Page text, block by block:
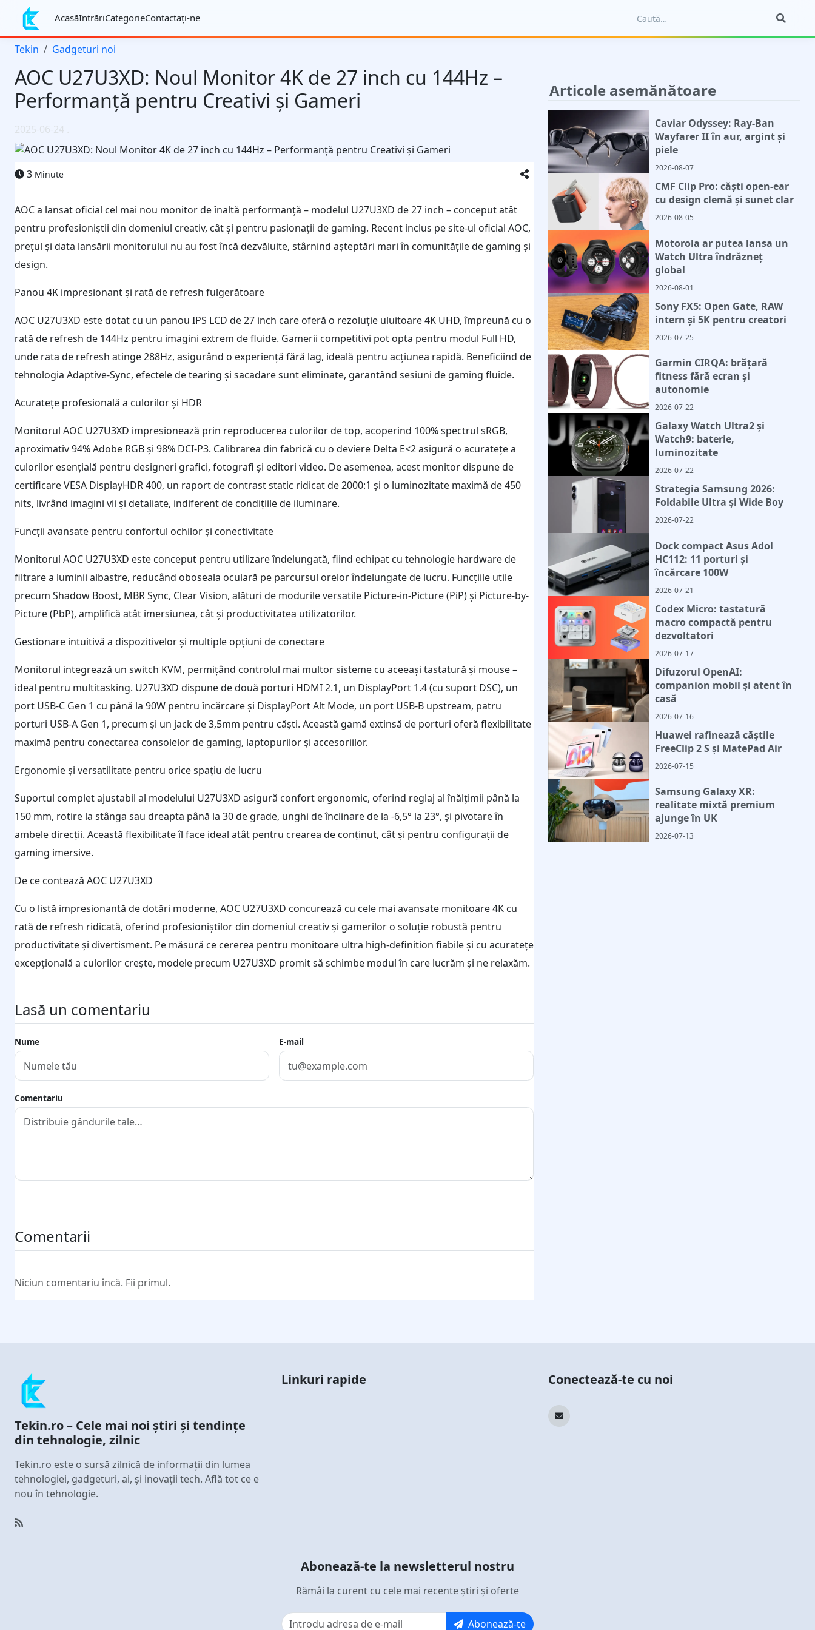
AcasăIntrăriCategorieContactaţi-ne
Tekin Gadgeturi noi
AOC U27U3XD: Noul Monitor 4K de 27 inch cu 144Hz –
Performanță pentru Creativi și Gameri
2025-06-24 .
3 Minute
AOC a lansat oficial cel mai nou monitor de înaltă performanță – modelul U27U3XD de 27 inch – conceput atât
pentru profesioniștii din domeniul creativ, cât și pentru pasionații de gaming. Recent inclus pe site-ul oficial AOC,
prețul și data lansării monitorului nu au fost încă dezvăluite, stârnind așteptări mari în comunitățile de gaming și
design.
Panou 4K impresionant și rată de refresh fulgerătoare
AOC U27U3XD este dotat cu un panou IPS LCD de 27 inch care oferă o rezoluție uluitoare 4K UHD, împreună cu o
rată de refresh de 144Hz pentru imagini extrem de fluide. Gamerii competitivi pot opta pentru modul Full HD,
unde rata de refresh atinge 288Hz, asigurând o experiență fără lag, ideală pentru acțiunea rapidă. Beneficiind de
tehnologia Adaptive-Sync, efectele de tearing și sacadare sunt eliminate, garantând sesiuni de gaming fluide.
Acuratețe profesională a culorilor și HDR
Monitorul AOC U27U3XD impresionează prin reproducerea culorilor de top, acoperind 100% spectrul sRGB,
aproximativ 94% Adobe RGB și 98% DCI-P3. Calibrarea din fabrică cu o deviere Delta E<2 asigură o acuratețe a
culorilor esențială pentru designeri grafici, fotografi și editori video. De asemenea, acest monitor dispune de
certificare VESA DisplayHDR 400, un raport de contrast static ridicat de 2000:1 și o luminozitate maximă de 450
nits, livrând imagini vii și detaliate, indiferent de condițiile de iluminare.
Funcții avansate pentru confortul ochilor și conectivitate
Monitorul AOC U27U3XD este conceput pentru utilizare îndelungată, fiind echipat cu tehnologie hardware de
filtrare a luminii albastre, reducând oboseala oculară pe parcursul orelor îndelungate de lucru. Funcțiile utile
precum Shadow Boost, MBR Sync, Clear Vision, alături de modurile versatile Picture-in-Picture (PiP) și Picture-by-
Picture (PbP), amplifică atât imersiunea, cât și productivitatea utilizatorilor.
Gestionare intuitivă a dispozitivelor și multiple opțiuni de conectare
Monitorul integrează un switch KVM, permițând controlul mai multor sisteme cu aceeași tastatură și mouse –
ideal pentru multitasking. U27U3XD dispune de două porturi HDMI 2.1, un DisplayPort 1.4 (cu suport DSC), un
port USB-C Gen 1 cu până la 90W pentru încărcare și DisplayPort Alt Mode, un port USB-B upstream, patru
porturi USB-A Gen 1, precum și un jack de 3,5mm pentru căști. Această gamă extinsă de porturi oferă flexibilitate
maximă pentru conectarea consolelor de gaming, laptopurilor și accesoriilor.
Ergonomie și versatilitate pentru orice spațiu de lucru
Suportul complet ajustabil al modelului U27U3XD asigură confort ergonomic, oferind reglaj al înălțimii până la
150 mm, rotire la stânga sau dreapta până la 30 de grade, unghi de înclinare de la -6,5° la 23°, și pivotare în
ambele direcții. Această flexibilitate îl face ideal atât pentru crearea de conținut, cât și pentru configurații de
gaming imersive.
De ce contează AOC U27U3XD
Cu o listă impresionantă de dotări moderne, AOC U27U3XD concurează cu cele mai avansate monitoare 4K cu
rată de refresh ridicată, oferind profesioniștilor din domeniul creativ și gamerilor o soluție robustă pentru
productivitate și divertisment. Pe măsură ce cererea pentru monitoare ultra high-definition fiabile și cu acuratețe
excepțională a culorilor crește, modele precum U27U3XD promit să schimbe modul în care lucrăm și ne relaxăm.
Lasă un comentariu
Nume E-mail
Comentariu
Comentarii
Niciun comentariu încă. Fii primul.
Articole asemănătoare
Caviar Odyssey: Ray-Ban
Wayfarer II în aur, argint și
piele
2026-08-07
CMF Clip Pro: căști open-ear
cu design clemă și sunet clar
2026-08-05
Motorola ar putea lansa un
Watch Ultra îndrăzneț
global
2026-08-01
Sony FX5: Open Gate, RAW
intern și 5K pentru creatori
2026-07-25
Garmin CIRQA: brățară
fitness fără ecran și
autonomie
2026-07-22
Galaxy Watch Ultra2 și
Watch9: baterie,
luminozitate
2026-07-22
Strategia Samsung 2026:
Foldabile Ultra și Wide Boy
2026-07-22
Dock compact Asus Adol
HC112: 11 porturi și
încărcare 100W
2026-07-21
Codex Micro: tastatură
macro compactă pentru
dezvoltatori
2026-07-17
Difuzorul OpenAI:
companion mobil și atent în
casă
2026-07-16
Huawei rafinează căștile
FreeClip 2 S și MatePad Air
2026-07-15
Samsung Galaxy XR:
realitate mixtă premium
ajunge în UK
2026-07-13
Tekin.ro – Cele mai noi știri și tendințe
din tehnologie, zilnic
Tekin.ro este o sursă zilnică de informații din lumea
tehnologiei, gadgeturi, ai, și inovații tech. Află tot ce e
nou în tehnologie.
Linkuri rapide Conectează-te cu noi
Abonează-te la newsletterul nostru
Rămâi la curent cu cele mai recente știri și oferte
Abonează-te